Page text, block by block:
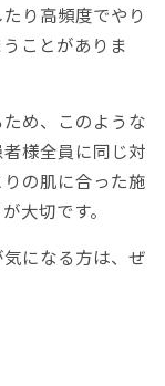
り高頻度でやり
ことがありま
め、このような
様全員に同じ対
の肌に合った施
大切です。
になる方は、ぜ